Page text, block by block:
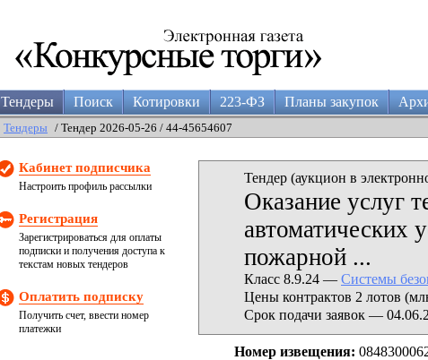
Тендеры Поиск Котировки 223-ФЗ Планы закупок
Тендеры / Тендер 2026-05-26 / 44-45654607
Кабинет подписчика
Настроить профиль рассылки
Регистрация
Зарегистрироваться для оплаты
подписки и получения доступа к
текстам новых тендеров
Оплатить подписку
Получить счет, ввести номер
платежки
Тендер (аукцион в
Оказание услуг
автоматических
пожарной ...
Класс 8.9.24 — Системы
Цены контрактов 2 лотов
Срок подачи заявок —
Номер извещения: